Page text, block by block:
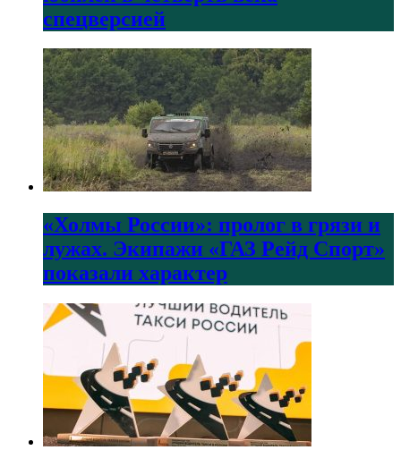
спецверсией
«Холмы России»: пролог в грязи и
лужах. Экипажи «ГАЗ Рейд Спорт»
показали характер